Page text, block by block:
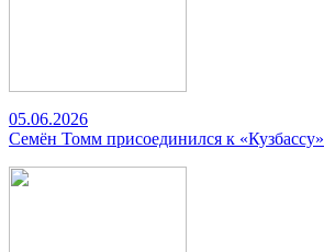
05.06.2026
Семён Томм присоединился к «Кузбассу»